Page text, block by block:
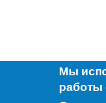
Мы
работы